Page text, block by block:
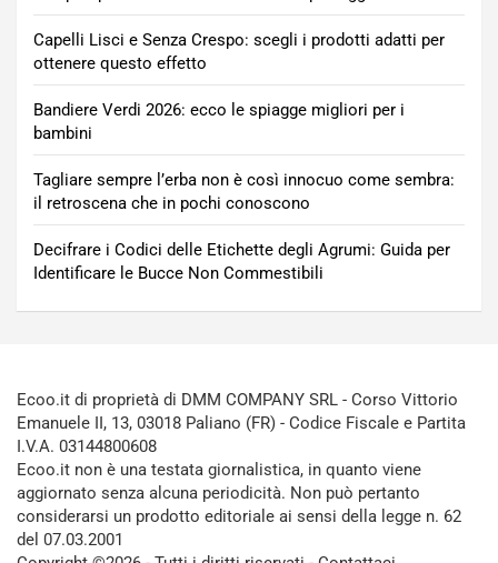
Capelli Lisci e Senza Crespo: scegli i prodotti adatti per
ottenere questo effetto
Bandiere Verdi 2026: ecco le spiagge migliori per i
bambini
Tagliare sempre l’erba non è così innocuo come sembra:
il retroscena che in pochi conoscono
Decifrare i Codici delle Etichette degli Agrumi: Guida per
Identificare le Bucce Non Commestibili
Ecoo.it di proprietà di DMM COMPANY SRL - Corso Vittorio
Emanuele II, 13, 03018 Paliano (FR) - Codice Fiscale e Partita
I.V.A. 03144800608
Ecoo.it non è una testata giornalistica, in quanto viene
aggiornato senza alcuna periodicità. Non può pertanto
considerarsi un prodotto editoriale ai sensi della legge n. 62
del 07.03.2001